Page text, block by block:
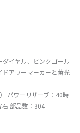
イヤル、ピンクゴール
ドアワーマーカーと蓄光
パワーリザーブ：40時
石 部品数：304